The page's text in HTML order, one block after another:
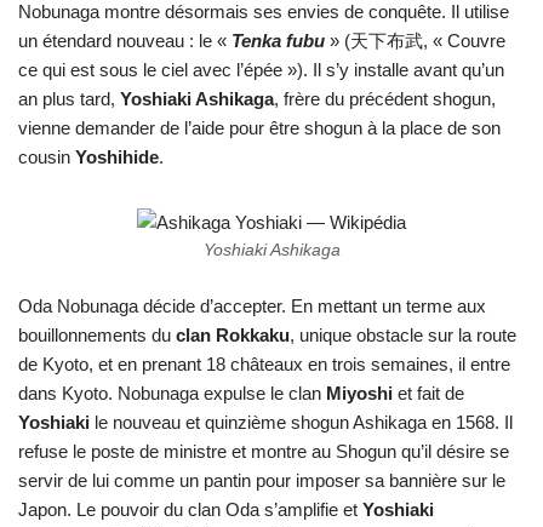
Nobunaga montre désormais ses envies de conquête. Il utilise
un étendard nouveau : le « Tenka fubu » (天下布武, « Couvre
ce qui est sous le ciel avec l’épée »). Il s’y installe avant qu’un
an plus tard, Yoshiaki Ashikaga, frère du précédent shogun,
vienne demander de l’aide pour être shogun à la place de son
cousin Yoshihide.
Yoshiaki Ashikaga
Oda Nobunaga décide d’accepter. En mettant un terme aux
bouillonnements du clan Rokkaku, unique obstacle sur la route
de Kyoto, et en prenant 18 châteaux en trois semaines, il entre
dans Kyoto. Nobunaga expulse le clan Miyoshi et fait de
Yoshiaki le nouveau et quinzième shogun Ashikaga en 1568. Il
refuse le poste de ministre et montre au Shogun qu’il désire se
servir de lui comme un pantin pour imposer sa bannière sur le
Japon. Le pouvoir du clan Oda s’amplifie et Yoshiaki